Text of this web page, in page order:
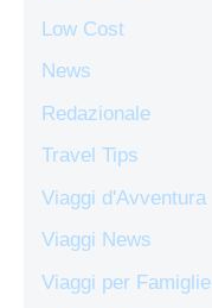
Low Cost
News
Redazionale
Travel Tips
Viaggi d'Avventura
Viaggi News
Viaggi per Famiglie